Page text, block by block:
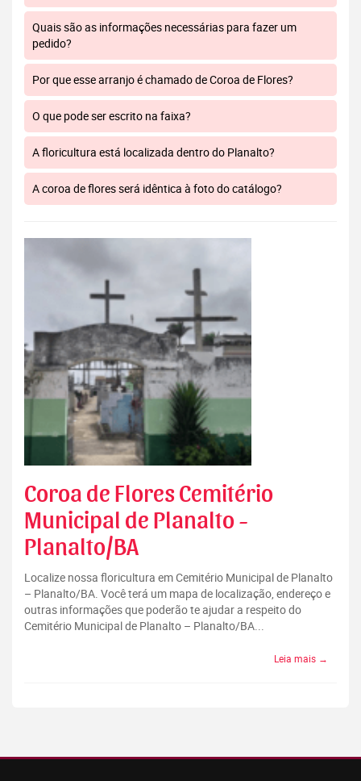
Quais são as informações necessárias para fazer um
pedido?
Por que esse arranjo é chamado de Coroa de Flores?
O que pode ser escrito na faixa?
A floricultura está localizada dentro do Planalto?
A coroa de flores será idêntica à foto do catálogo?
Coroa de Flores Cemitério
Municipal de Planalto -
Planalto/BA
Localize nossa floricultura em Cemitério Municipal de Planalto
– Planalto/BA. Você terá um mapa de localização, endereço e
outras informações que poderão te ajudar a respeito do
Cemitério Municipal de Planalto – Planalto/BA...
Leia mais →